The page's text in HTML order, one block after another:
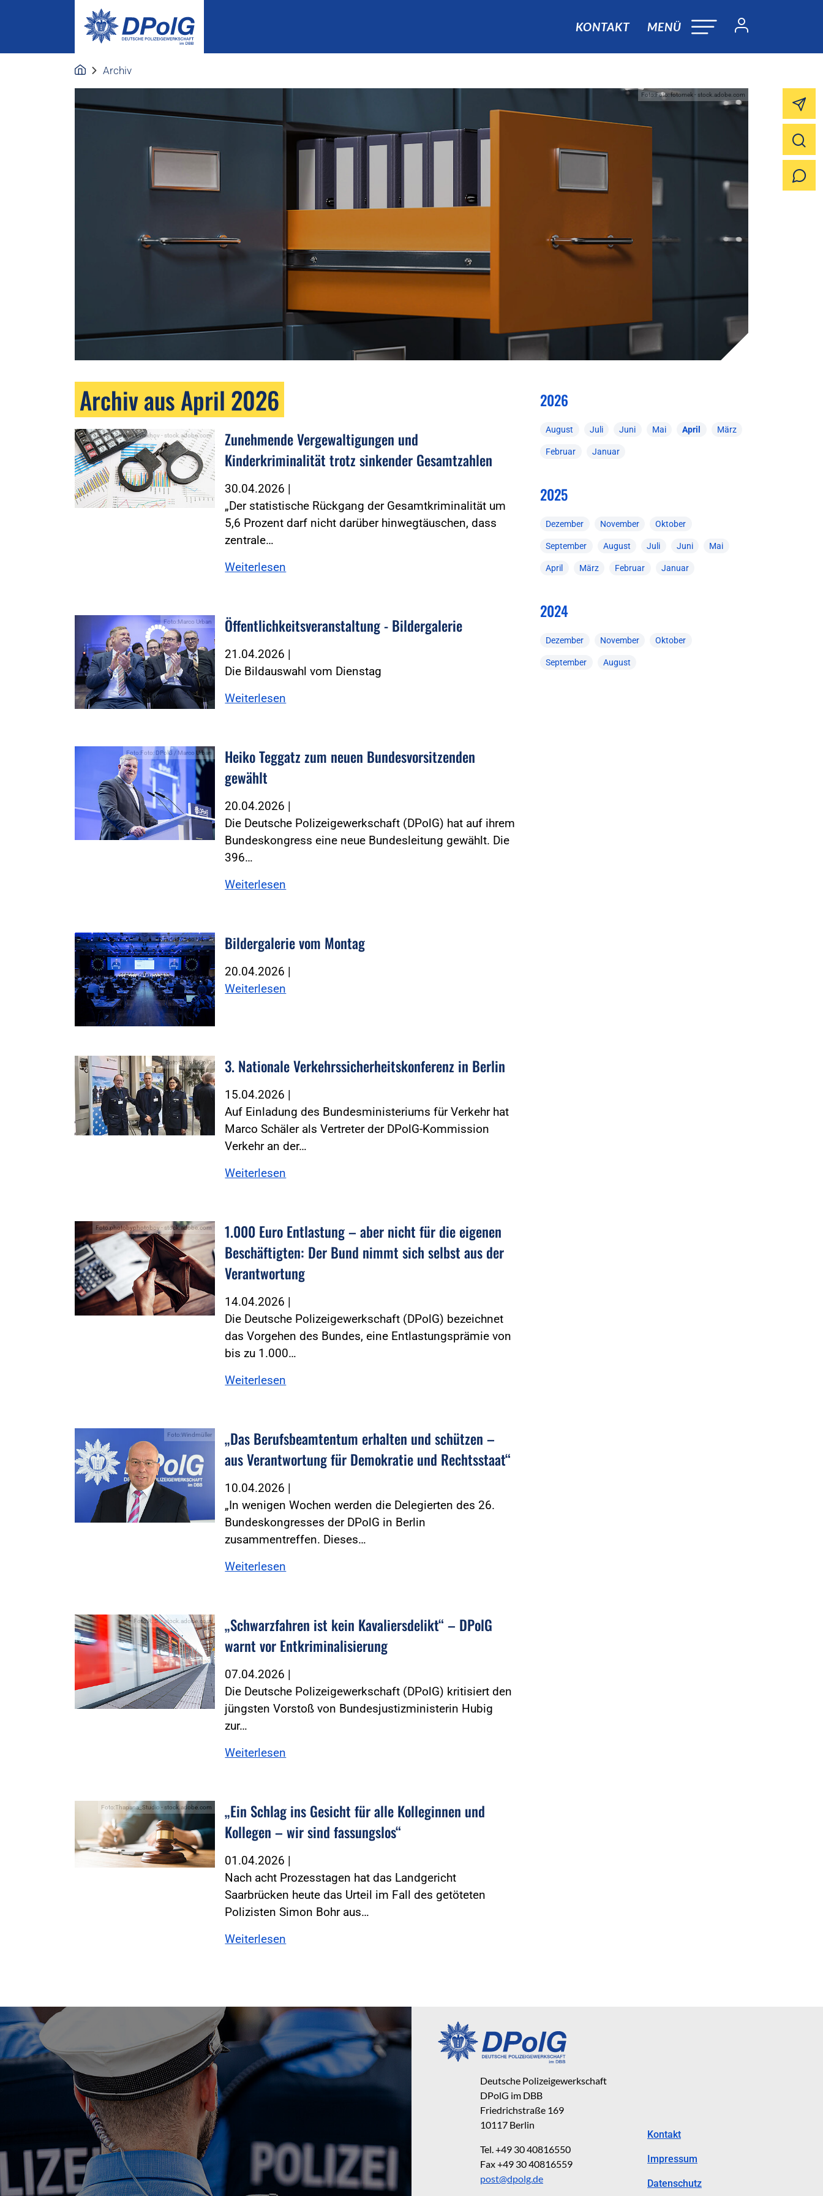
KONTAKT MENÜ
Archiv
Foto:Foto: fotomek - stock.adobe.com
Archiv aus April 2026
Foto:Foto: Valerii Evlakhov - stock.adobe.com
Zunehmende Vergewaltigungen und
Kinderkriminalität trotz sinkender Gesamtzahlen
30.04.2026 |
„Der statistische Rückgang der Gesamtkriminalität um
5,6 Prozent darf nicht darüber hinwegtäuschen, dass
zentrale…
Weiterlesen
Foto:Marco Urban Öffentlichkeitsveranstaltung - Bildergalerie
21.04.2026 |
Die Bildauswahl vom Dienstag
Weiterlesen
Foto:Foto: DPolG / Marco Urban
Heiko Teggatz zum neuen Bundesvorsitzenden
gewählt
20.04.2026 |
Die Deutsche Polizeigewerkschaft (DPolG) hat auf ihrem
Bundeskongress eine neue Bundesleitung gewählt. Die
396…
Weiterlesen
Foto:Marco Urban Bildergalerie vom Montag
20.04.2026 |
Weiterlesen
Foto:Foto: DPolG 3. Nationale Verkehrssicherheitskonferenz in Berlin
15.04.2026 |
Auf Einladung des Bundesministeriums für Verkehr hat
Marco Schäler als Vertreter der DPolG-Kommission
Verkehr an der…
Weiterlesen
Foto:photobyphotoboy - stock.adobe.com
1.000 Euro Entlastung – aber nicht für die eigenen
Beschäftigten: Der Bund nimmt sich selbst aus der
Verantwortung
14.04.2026 |
Die Deutsche Polizeigewerkschaft (DPolG) bezeichnet
das Vorgehen des Bundes, eine Entlastungsprämie von
bis zu 1.000…
Weiterlesen
Foto:Windmüller
„Das Berufsbeamtentum erhalten und schützen –
aus Verantwortung für Demokratie und Rechtsstaat“
10.04.2026 |
„In wenigen Wochen werden die Delegierten des 26.
Bundeskongresses der DPolG in Berlin
zusammentreffen. Dieses…
Weiterlesen
Foto:R. S. - stock.adobe.com
„Schwarzfahren ist kein Kavaliersdelikt“ – DPolG
warnt vor Entkriminalisierung
07.04.2026 |
Die Deutsche Polizeigewerkschaft (DPolG) kritisiert den
jüngsten Vorstoß von Bundesjustizministerin Hubig
zur…
Weiterlesen
Foto:Thapana_Studio - stock.adobe.com
„Ein Schlag ins Gesicht für alle Kolleginnen und
Kollegen – wir sind fassungslos“
01.04.2026 |
Nach acht Prozesstagen hat das Landgericht
Saarbrücken heute das Urteil im Fall des getöteten
Polizisten Simon Bohr aus…
Weiterlesen
2026
August Juli Juni Mai April März
Februar Januar
2025
Dezember November Oktober
September August Juli Juni Mai
April März Februar Januar
2024
Dezember November Oktober
September August
Deutsche Polizeigewerkschaft
DPolG im DBB
Friedrichstraße 169
10117 Berlin
Tel. +49 30 40816550
Fax +49 30 40816559
post@dpolg.de
Kontakt
Impressum
Datenschutz